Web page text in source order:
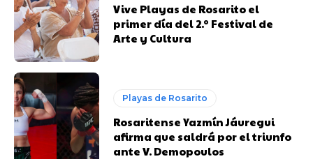
Vive Playas de Rosarito el
primer día del 2.º Festival de
Arte y Cultura
Playas de Rosarito
Rosaritense Yazmín Jáuregui
afirma que saldrá por el triunfo
ante V. Demopoulos